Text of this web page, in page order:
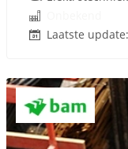
Laatste